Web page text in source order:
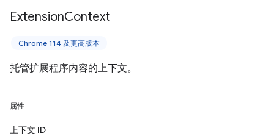
ExtensionContext
Chrome 114 及更高版本
托管扩展程序内容的上下文。
属性
上下文 ID